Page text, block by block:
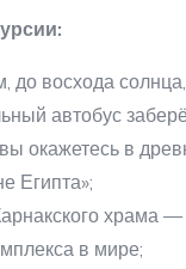
до восхода солнца,
автобус
окажетесь в
Египта»;
храма —
в мире;